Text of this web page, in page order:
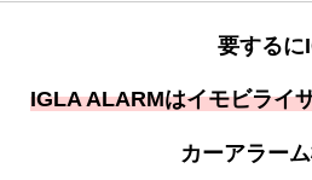
要するに
IGLA ALARMはイモビライ
カーアラー